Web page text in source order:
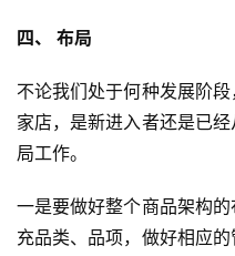
四、 布局
不论我们处于何种发展阶
家店，是新进入者还是已
局工作。
一是要做好整个商品架构
充品类、品项，做好相应